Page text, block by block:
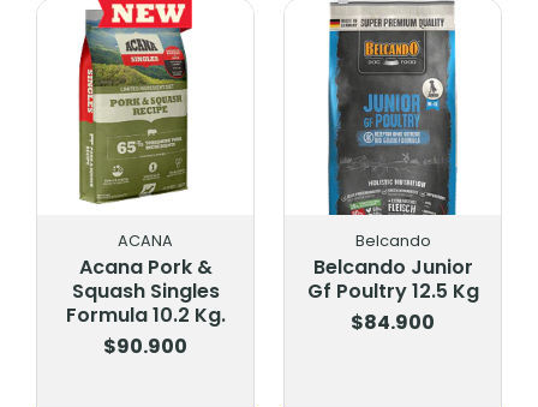
ACANA
Acana Pork &
Squash Singles
Formula 10.2 Kg.
$90.900
Belcando
Belcando Junior
Gf Poultry 12.5 Kg
$84.900